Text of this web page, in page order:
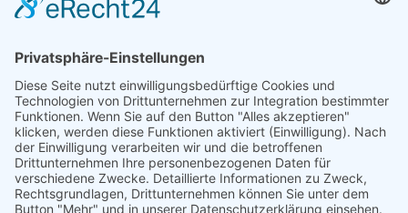
Förderung
© 1987 – 2025
Storchenhof Loburg e.V.
Alle Rechte vorbehalten.
Cookie-Einstellungen